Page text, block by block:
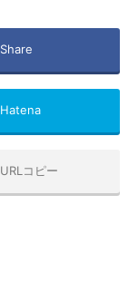
Share
Hatena
URLコピー